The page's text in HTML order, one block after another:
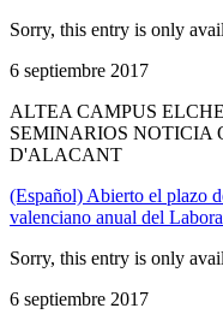
Sorry, this entry is only
6 septiembre 2017
ALTEA CAMPUS
SEMINARIOS NOTICIA
D'ALACANT
(Español) Abierto el plazo
valenciano anual del
Sorry, this entry is only
6 septiembre 2017